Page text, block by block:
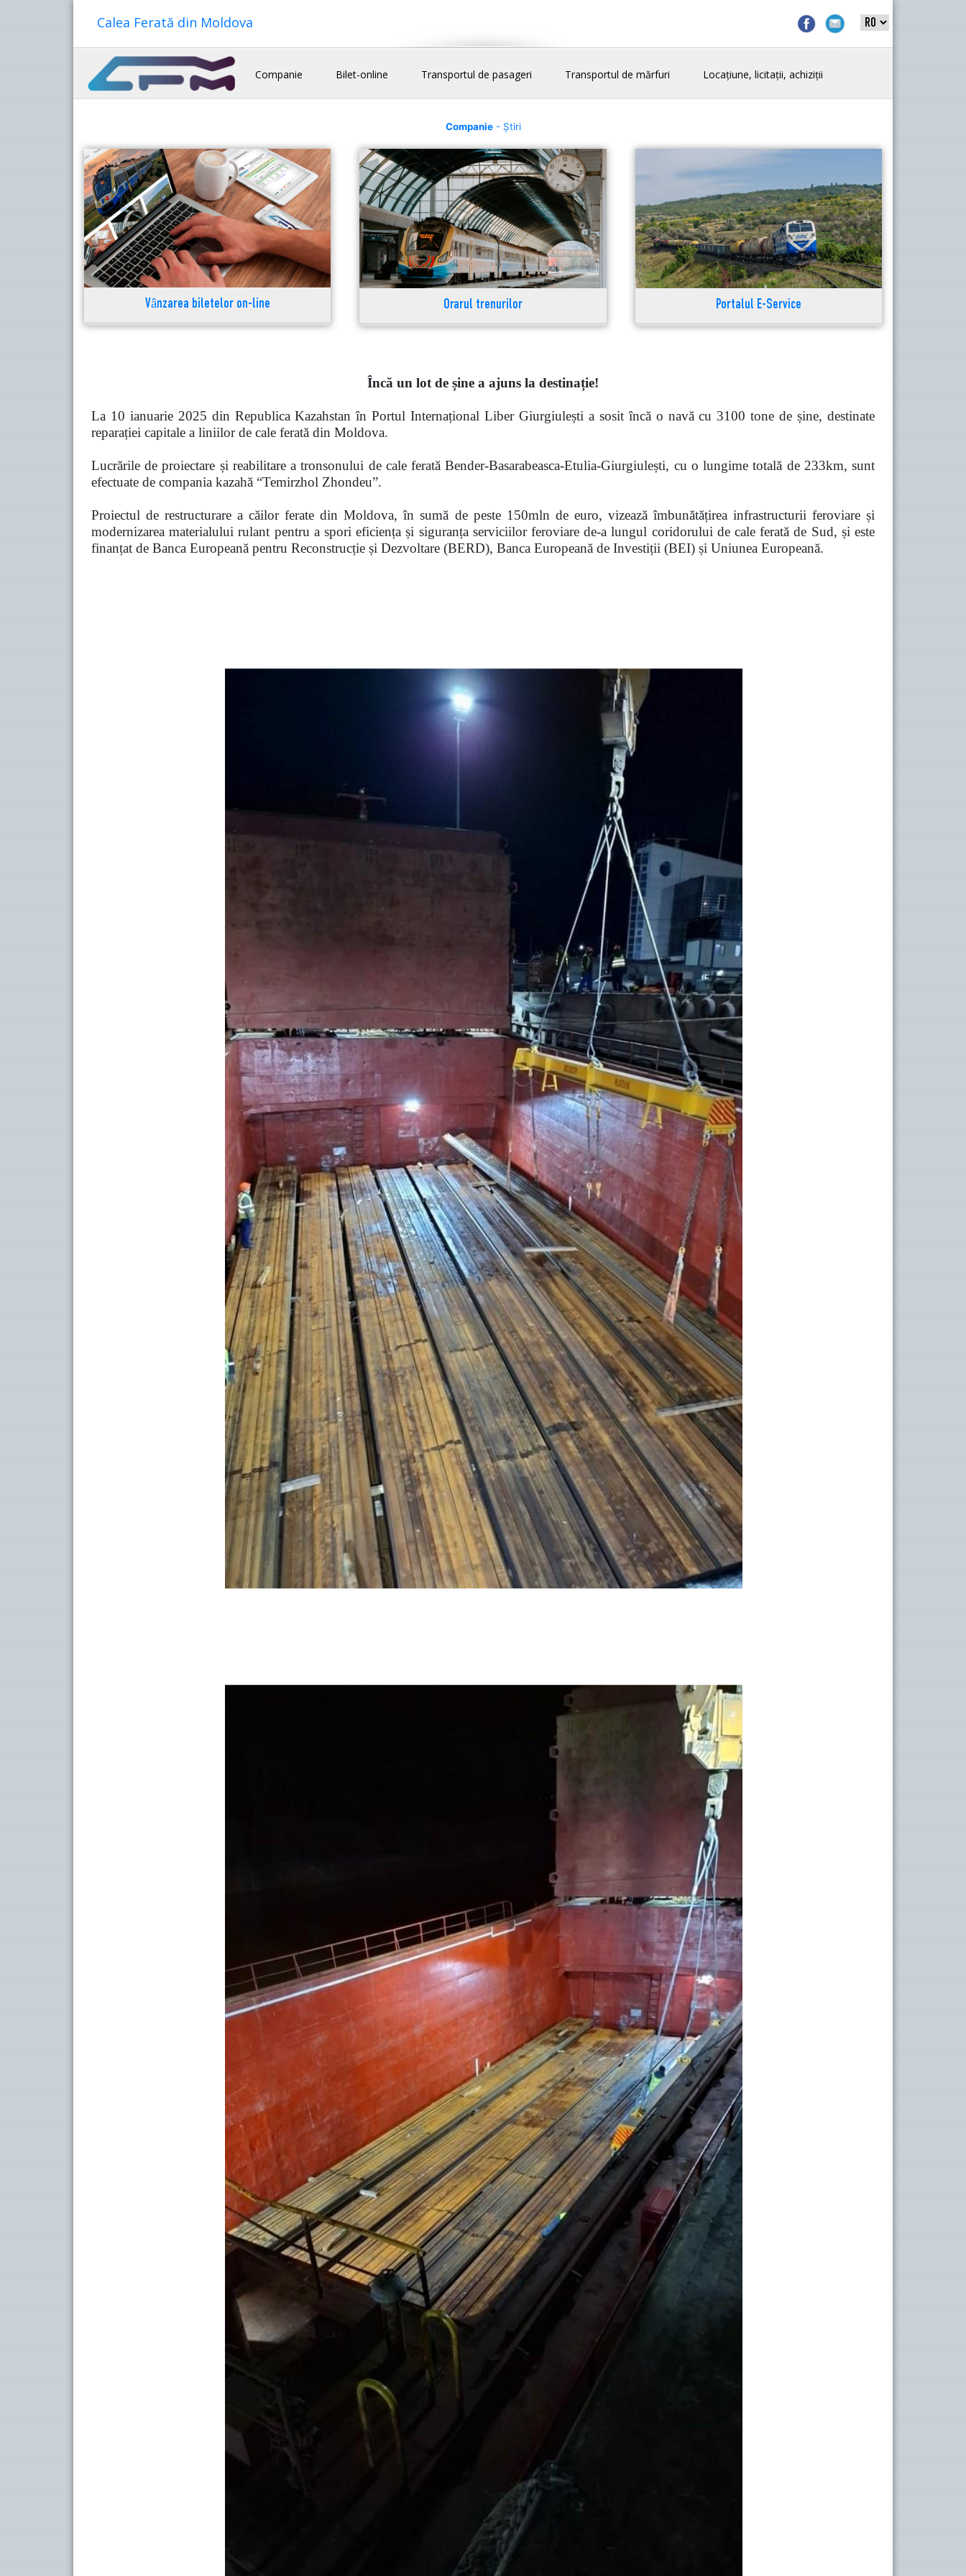
Calea Ferată din Moldova
Companie Bilet-online Transportul de pasageri Transportul de mărfuri Locațiune, licitații, achiziții
Companie- Știri
Vânzarea biletelor on-line Orarul trenurilor Portalul E-Service
Încă un lot de șine a ajuns la destinație!
La 10 ianuarie 2025 din Republica Kazahstan în Portul Internațional Liber Giurgiulești a sosit încă o navă cu 3100 tone de șine, destinate
reparației capitale a liniilor de cale ferată din Moldova.
Lucrările de proiectare și reabilitare a tronsonului de cale feratăBender-Basarabeasca-Etulia-Giurgiulești, cu o lungime totală de 233km,sunt
efectuate de compania kazahă “Temirzhol Zhondeu”.
Proiectul de restructurare a căilor ferate din Moldova, în sumă de peste 150mln de euro, vizează îmbunătățirea infrastructurii feroviare și
modernizarea materialului rulant pentru a spori eficiența și siguranța serviciilor feroviare de-a lungul coridorului de cale ferată de Sud, și este
finanțat de Banca Europeană pentru Reconstrucție și Dezvoltare (BERD), Banca Europeană de Investiții (BEI) și Uniunea Europeană.